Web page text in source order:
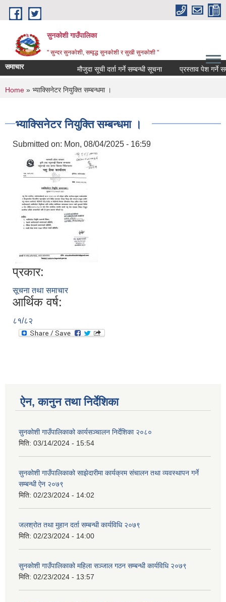
Skip to main content
सुनकोशी गाउँपालिका
" सुन्दर सुनकाेशी, सम्वृद्ध सुनकाेशी र सुखी सुनकाेशी "
समाचार मौजुदा सूची दर्ता गर्ने सम्बन्धी सूचना प्रस्ताव पेश गर्ने
You are here
Home » भ्याक्सिनेटर नियुक्ति सम्बन्धमा ।
भ्याक्सिनेटर नियुक्ति सम्बन्धमा ।
Submitted on: Mon, 08/04/2025 - 16:59
प्रकार:
सूचना तथा समाचार
आर्थिक वर्ष:
८१/८२
ऐन, कानुन तथा निर्देशिका
सुनकोशी गाउँपालिकाको कार्यसञ्चालन निर्देशिका २०८०
मिति: 03/14/2024 - 15:54
सुनकोशी गाउँपालिकाको साझेदारीमा कार्यक्रम संचालन तथा व्यवस्थापन गर्ने
सम्बन्धी ऐन २०७९
मिति: 02/23/2024 - 14:02
जलश्रोत तथा मुहान दर्ता सम्बन्धी कार्यविधि २०७९
मिति: 02/23/2024 - 14:00
सुनकोशी गाउँपालिकाको महिला सञ्जाल गठन सम्बन्धी कार्यविधि २०७९
मिति: 02/23/2024 - 13:57